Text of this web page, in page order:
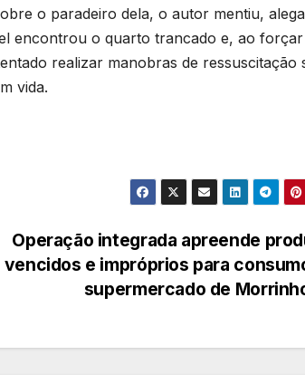
o paradeiro dela, o autor mentiu,
encontrou o quarto trancado e, ao
realizar manobras de ressuscitação
vida.
Operação integrada apreende
vencidos e impróprios para
supermercado de